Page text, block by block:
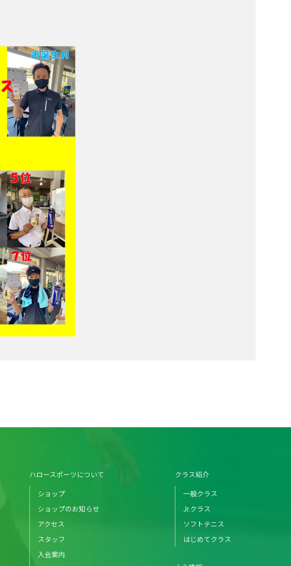
ハロースポーツについて
ショップ
ショップのお知らせ
アクセス
スタッフ
入会案内
クラス紹介
一般クラス
Jr.クラス
ソフトテニス
はじめてクラス